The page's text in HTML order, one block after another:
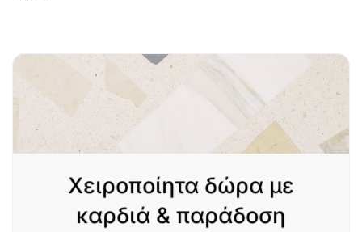
Χειροποίητα δώρα με
καρδιά & παράδοση